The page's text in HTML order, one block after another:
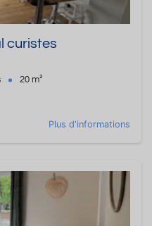
curistes
20 m²
Plus d'informations